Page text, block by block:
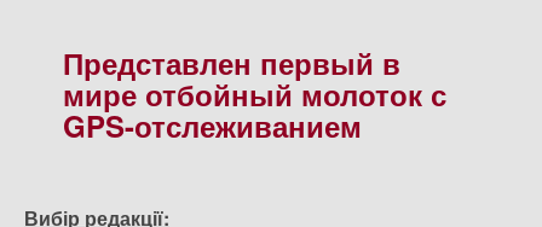
Представлен первый в
мире отбойный молоток с
GPS-отслеживанием
Вибір редакції: